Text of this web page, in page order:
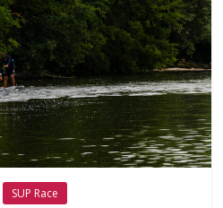
SUP Race